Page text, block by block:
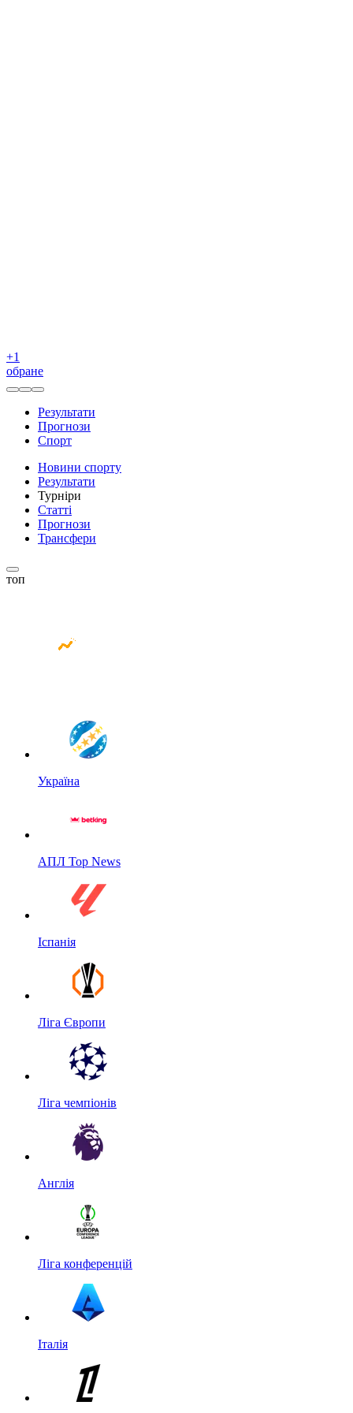
+1
обране
Результати
Прогнози
Спорт
Новини спорту
Результати
Турніри
Статті
Прогнози
Трансфери
топ
Україна
АПЛ Top News
Іспанія
Ліга Європи
Ліга чемпіонів
Англія
Ліга конференцій
Італія